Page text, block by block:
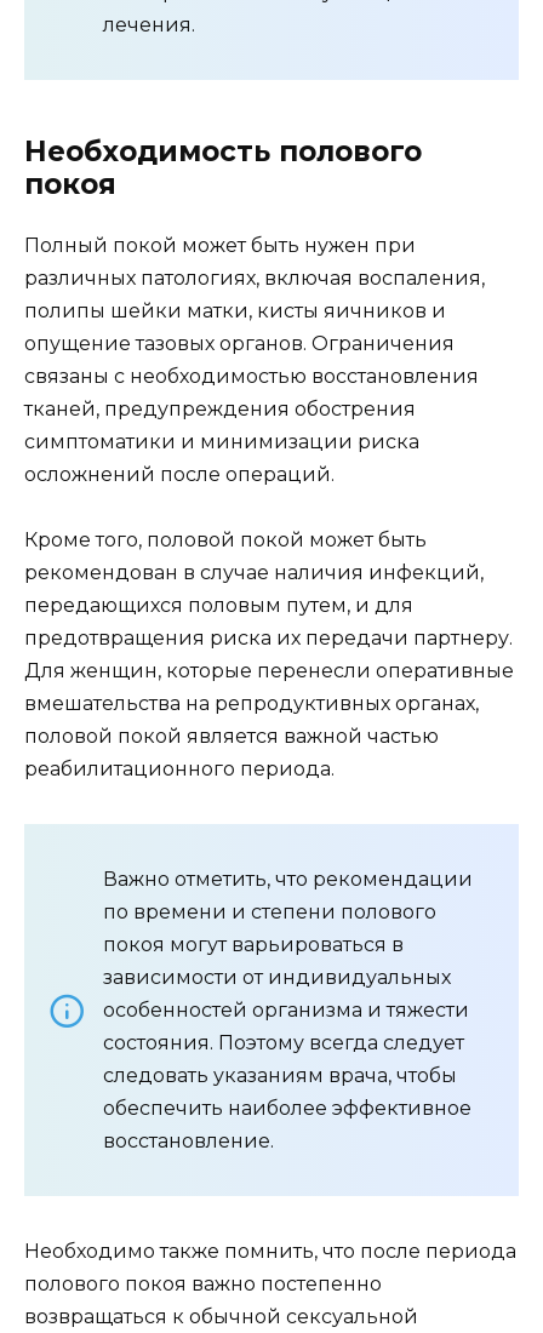
лечения.
Необходимость полового
покоя
Полный покой может быть нужен при
различных патологиях, включая воспаления,
полипы шейки матки, кисты яичников и
опущение тазовых органов. Ограничения
связаны с необходимостью восстановления
тканей, предупреждения обострения
симптоматики и минимизации риска
осложнений после операций.
Кроме того, половой покой может быть
рекомендован в случае наличия инфекций,
передающихся половым путем, и для
предотвращения риска их передачи партнеру.
Для женщин, которые перенесли оперативные
вмешательства на репродуктивных органах,
половой покой является важной частью
реабилитационного периода.
Важно отметить, что рекомендации
по времени и степени полового
покоя могут варьироваться в
зависимости от индивидуальных
особенностей организма и тяжести
состояния. Поэтому всегда следует
следовать указаниям врача, чтобы
обеспечить наиболее эффективное
восстановление.
Необходимо также помнить, что после периода
полового покоя важно постепенно
возвращаться к обычной сексуальной